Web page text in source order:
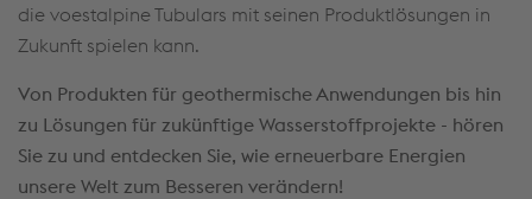
die voestalpine Tubulars mit seinen Produktlösungen in
Zukunft spielen kann.
Von Produkten für geothermische Anwendungen bis hin
zu Lösungen für zukünftige Wasserstoffprojekte - hören
Sie zu und entdecken Sie, wie erneuerbare Energien
unsere Welt zum Besseren verändern!